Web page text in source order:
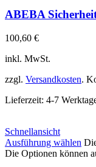
ABEBA
100,60 €
inkl. MwSt.
zzgl. Versandkosten.
Lieferzeit: 4-7
Schnellansicht
Ausführung wählen
Die Optionen können